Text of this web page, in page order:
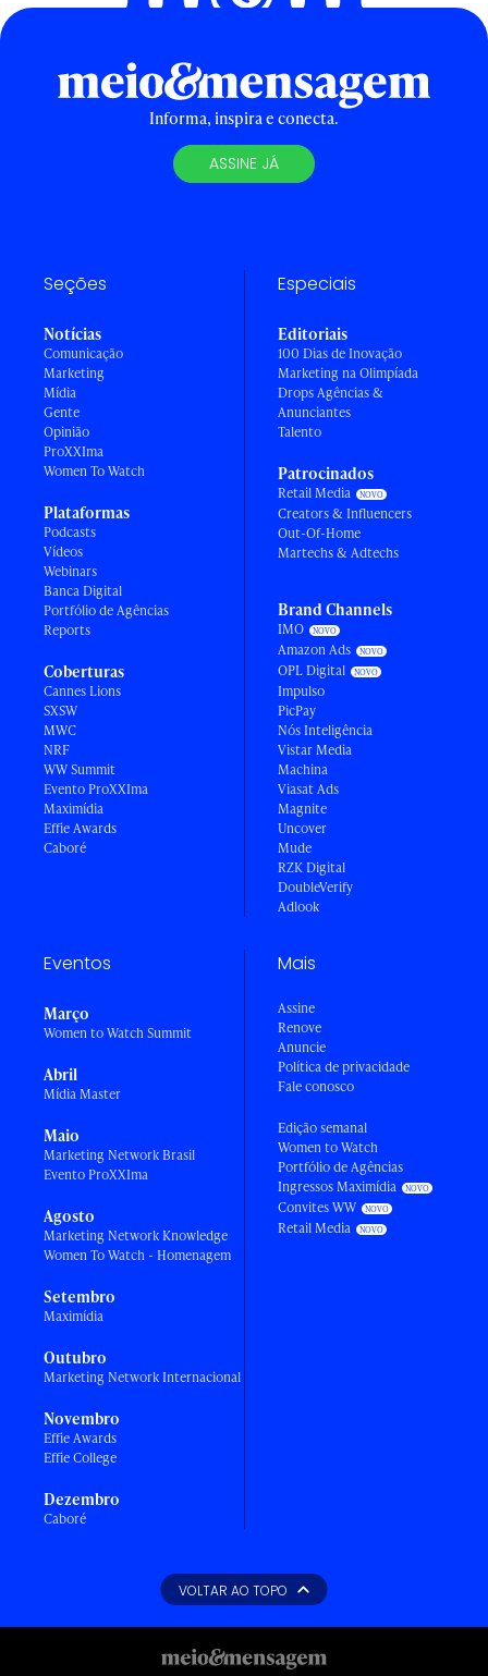
Informa, inspira e conecta.
ASSINE JÁ
Seções
Notícias
Comunicação
Marketing
Mídia
Gente
Opinião
ProXXIma
Women To Watch
Plataformas
Podcasts
Vídeos
Webinars
Banca Digital
Portfólio de Agências
Reports
Coberturas
Cannes Lions
SXSW
MWC
NRF
WW Summit
Evento ProXXIma
Maximídia
Effie Awards
Caboré
Especiais
Editoriais
100 Dias de Inovação
Marketing na Olimpíada
Drops Agências &
Anunciantes
Talento
Patrocinados
Retail Media
Creators & Influencers
Out-Of-Home
Martechs & Adtechs
Brand Channels
IMO
Amazon Ads
OPL Digital
Impulso
PicPay
Nós Inteligência
Vistar Media
Machina
Viasat Ads
Magnite
Uncover
Mude
RZK Digital
DoubleVerify
Adlook
Eventos
Março
Women to Watch Summit
Abril
Mídia Master
Maio
Marketing Network Brasil
Evento ProXXIma
Agosto
Marketing Network Knowledge
Women To Watch - Homenagem
Setembro
Maximídia
Outubro
Marketing Network Internacional
Novembro
Effie Awards
Effie College
Dezembro
Caboré
Mais
Assine
Renove
Anuncie
Política de privacidade
Fale conosco
Edição semanal
Women to Watch
Portfólio de Agências
Ingressos Maximídia
Convites WW
Retail Media
VOLTAR AO TOPO